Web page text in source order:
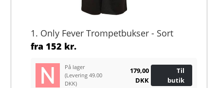
1. Only Fever Trompetbukser - Sort
fra 152 kr.
På lager
(Levering 49.00
DKK)
179,00
DKK
Til
butik